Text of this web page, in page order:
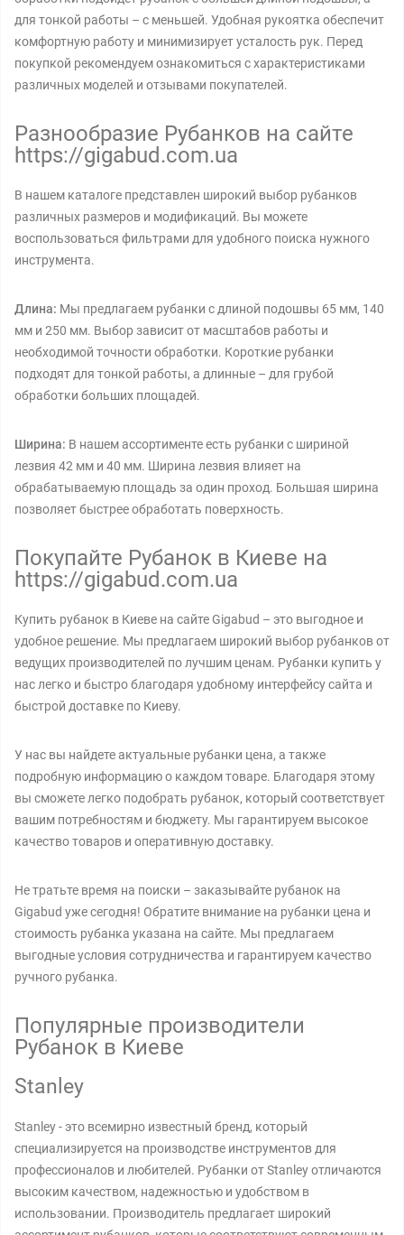
для тонкой работы – с меньшей. Удобная рукоятка обеспечит
комфортную работу и минимизирует усталость рук. Перед
покупкой рекомендуем ознакомиться с характеристиками
различных моделей и отзывами покупателей.
Разнообразие Рубанков на сайте
https://gigabud.com.ua
В нашем каталоге представлен широкий выбор рубанков
различных размеров и модификаций. Вы можете
воспользоваться фильтрами для удобного поиска нужного
инструмента.
Длина: Мы предлагаем рубанки с длиной подошвы 65 мм, 140
мм и 250 мм. Выбор зависит от масштабов работы и
необходимой точности обработки. Короткие рубанки
подходят для тонкой работы, а длинные – для грубой
обработки больших площадей.
Ширина: В нашем ассортименте есть рубанки с шириной
лезвия 42 мм и 40 мм. Ширина лезвия влияет на
обрабатываемую площадь за один проход. Большая ширина
позволяет быстрее обработать поверхность.
Покупайте Рубанок в Киеве на
https://gigabud.com.ua
Купить рубанок в Киеве на сайте Gigabud – это выгодное и
удобное решение. Мы предлагаем широкий выбор рубанков от
ведущих производителей по лучшим ценам. Рубанки купить у
нас легко и быстро благодаря удобному интерфейсу сайта и
быстрой доставке по Киеву.
У нас вы найдете актуальные рубанки цена, а также
подробную информацию о каждом товаре. Благодаря этому
вы сможете легко подобрать рубанок, который соответствует
вашим потребностям и бюджету. Мы гарантируем высокое
качество товаров и оперативную доставку.
Не тратьте время на поиски – заказывайте рубанок на
Gigabud уже сегодня! Обратите внимание на рубанки цена и
стоимость рубанка указана на сайте. Мы предлагаем
выгодные условия сотрудничества и гарантируем качество
ручного рубанка.
Популярные производители
Рубанок в Киеве
Stanley
Stanley - это всемирно известный бренд, который
специализируется на производстве инструментов для
профессионалов и любителей. Рубанки от Stanley отличаются
высоким качеством, надежностью и удобством в
использовании. Производитель предлагает широкий